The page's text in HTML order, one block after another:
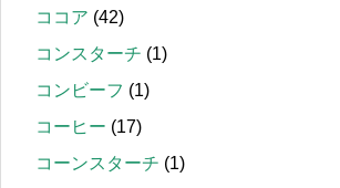
ココア (42)
コンスターチ (1)
コンビーフ (1)
コーヒー (17)
コーンスターチ (1)